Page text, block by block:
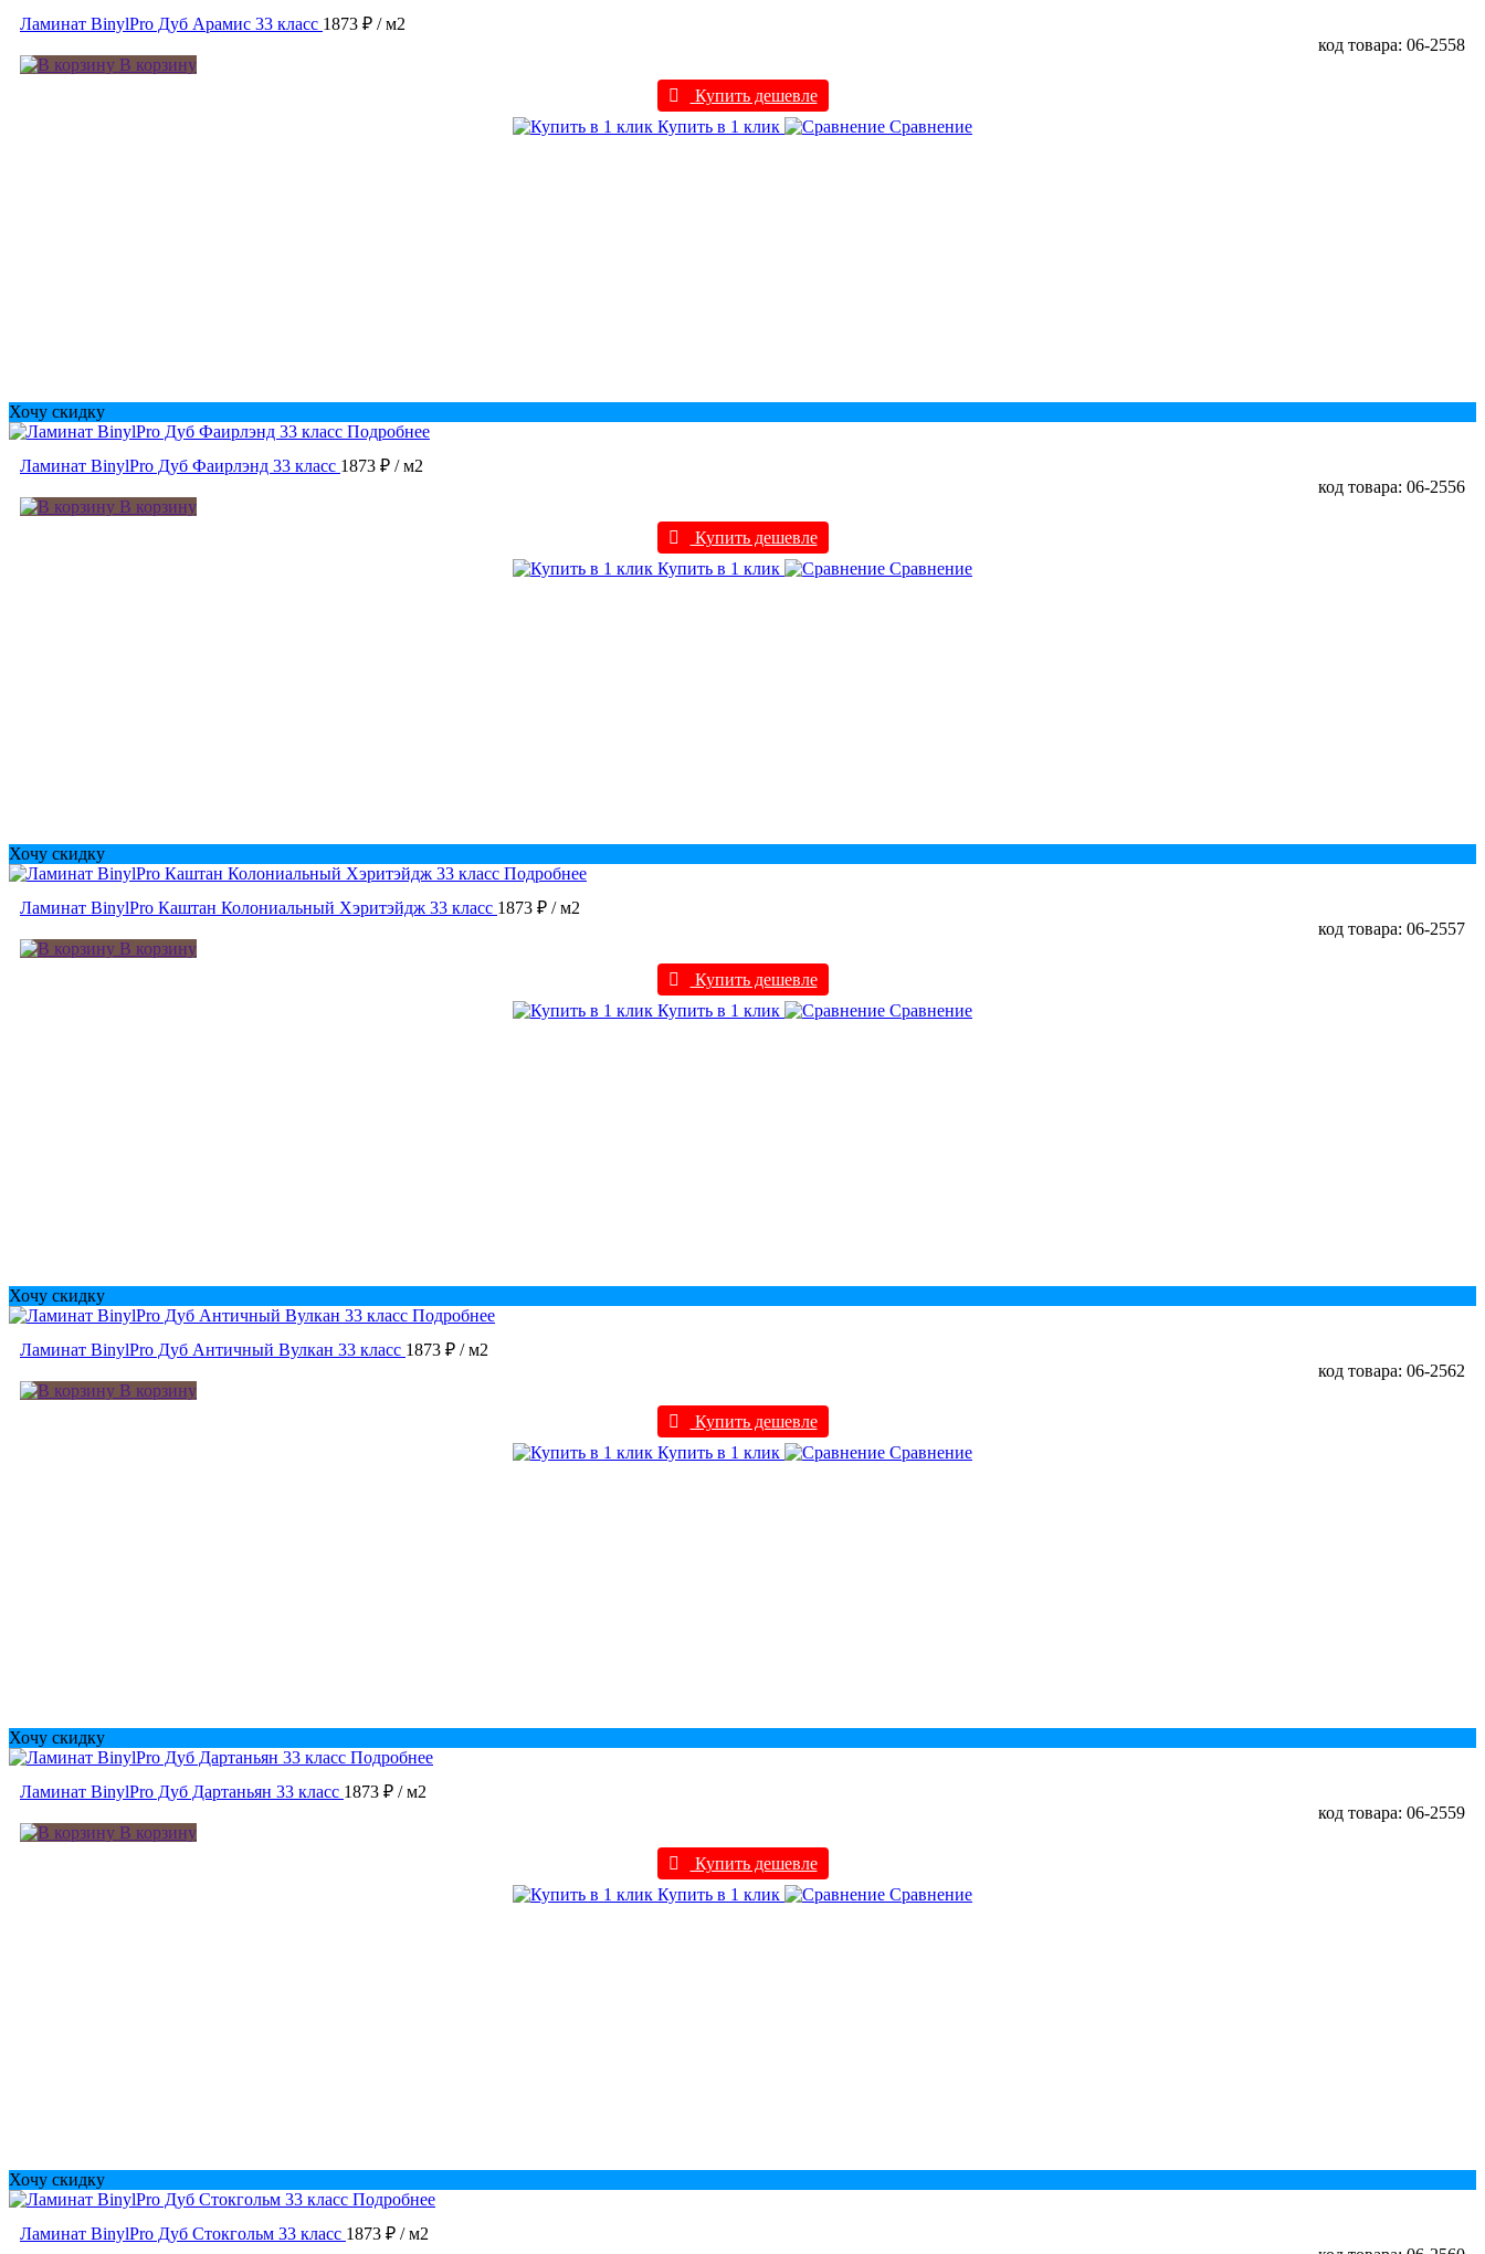
Ламинат BinylPro Дуб Арамис 33 класс 1873 ₽ / м2
код товара: 06-2558
В корзину
Купить дешевле
Купить в 1 клик
Сравнение
Хочу скидку
Подробнее
Ламинат BinylPro Дуб Фаирлэнд 33 класс 1873 ₽ / м2
код товара: 06-2556
В корзину
Купить дешевле
Купить в 1 клик
Сравнение
Хочу скидку
Подробнее
Ламинат BinylPro Каштан Колониальный Хэритэйдж 33 класс 1873 ₽ / м2
код товара: 06-2557
В корзину
Купить дешевле
Купить в 1 клик
Сравнение
Хочу скидку
Подробнее
Ламинат BinylPro Дуб Античный Вулкан 33 класс 1873 ₽ / м2
код товара: 06-2562
В корзину
Купить дешевле
Купить в 1 клик
Сравнение
Хочу скидку
Подробнее
Ламинат BinylPro Дуб Дартаньян 33 класс 1873 ₽ / м2
код товара: 06-2559
В корзину
Купить дешевле
Купить в 1 клик
Сравнение
Хочу скидку
Подробнее
Ламинат BinylPro Дуб Стокгольм 33 класс 1873 ₽ / м2